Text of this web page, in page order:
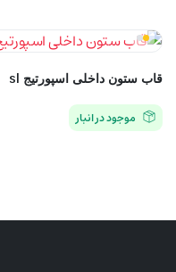
قاب ستون داخلی اسپورتیج sl
موجود در انبار